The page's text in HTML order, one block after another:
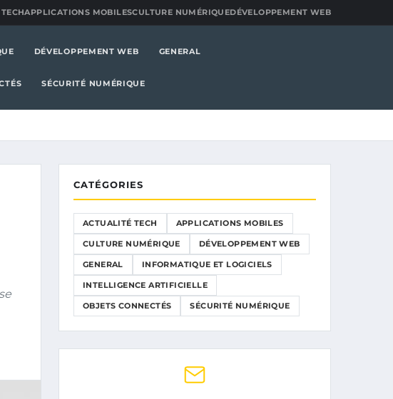
APPLICATIONS MOBILESCULTURE NUMÉRIQUEDÉVELOPPEMENT WEB
DÉVELOPPEMENT WEB GENERAL
SÉCURITÉ NUMÉRIQUE
CATÉGORIES
ACTUALITÉ TECH APPLICATIONS MOBILES
CULTURE NUMÉRIQUE DÉVELOPPEMENT WEB
GENERAL INFORMATIQUE ET LOGICIELS
INTELLIGENCE ARTIFICIELLE
OBJETS CONNECTÉS SÉCURITÉ NUMÉRIQUE